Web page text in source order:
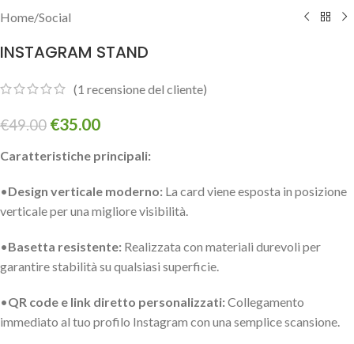
Home/Social
INSTAGRAM STAND
(1 recensione del cliente)
€49.00 €35.00
Caratteristiche principali:
•Design verticale moderno: La card viene esposta in posizione
verticale per una migliore visibilità.
•Basetta resistente: Realizzata con materiali durevoli per
garantire stabilità su qualsiasi superficie.
•QR code e link diretto personalizzati:Collegamento
immediato al tuo profilo Instagram con una semplice scansione.